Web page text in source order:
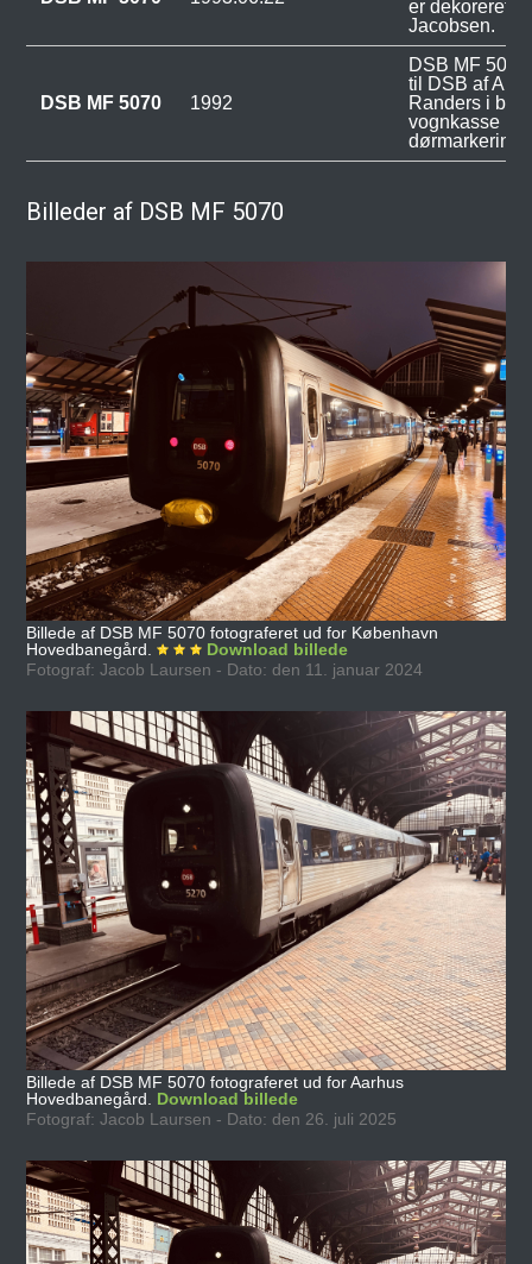
er dekoreret
Jacobsen.
DSB MF 5070 1992
DSB MF
til DSB af
Randers i
vognkasse
Billeder af DSB MF 5070
Billede af DSB MF 5070 fotograferet ud for København
Hovedbanegård.
Download billede
Fotograf: Jacob Laursen - Dato: den 11. januar 2024
Billede af DSB MF 5070 fotograferet ud for Aarhus
Hovedbanegård. Download billede
Fotograf: Jacob Laursen - Dato: den 26. juli 2025